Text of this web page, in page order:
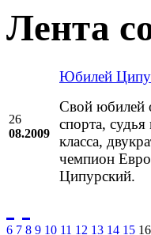
Лента
26
08.2009
Юбилей
Свой юбилей
спорта,
класса,
чемпион
Ципурский.
6 7 8 9 10 11 12 13 14 15 16